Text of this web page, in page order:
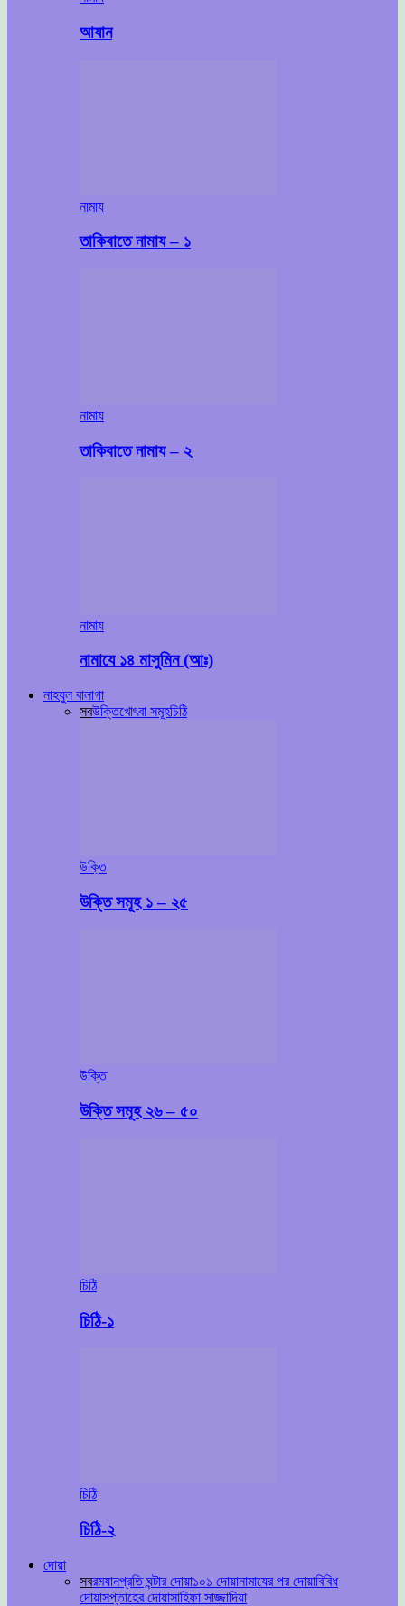
আযান
নামায
তাকিবাতে নামায – ১
নামায
তাকিবাতে নামায – ২
নামায
নামাযে ১৪ মাসুমিন (আঃ)
নাহযুল বালাগা
সবউক্তিখোৎবা সমূহচিঠি
উক্তি
উক্তি সমূহ ১ – ২৫
উক্তি
উক্তি সমূহ ২৬ – ৫০
চিঠি
চিঠি-১
চিঠি
চিঠি-২
দোয়া
সবরমযানপ্রতি ঘন্টার দোয়া১০১ দোয়ানামাযের পর দোয়াবিবিধ
দোয়াসপ্তাহের দোয়াসাহিফা সাজ্জাদিয়া